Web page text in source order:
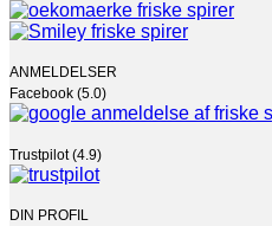
ANMELDELSER
Facebook (5.0)
Trustpilot (4.9)
DIN PROFIL